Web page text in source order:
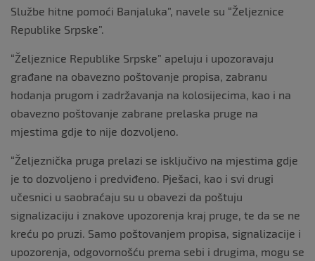
Službe hitne pomoći Banjaluka”, navele su “Željeznice
Republike Srpske”.
“Željeznice Republike Srpske” apeluju i upozoravaju
građane na obavezno poštovanje propisa, zabranu
hodanja prugom i zadržavanja na kolosijecima, kao i na
obavezno poštovanje zabrane prelaska pruge na
mjestima gdje to nije dozvoljeno.
“Željeznička pruga prelazi se isključivo na mjestima gdje
je to dozvoljeno i predviđeno. Pješaci, kao i svi drugi
učesnici u saobraćaju su u obavezi da poštuju
signalizaciju i znakove upozorenja kraj pruge, te da se ne
kreću po pruzi. Samo poštovanjem propisa, signalizacije i
upozorenja, odgovornošću prema sebi i drugima, mogu se